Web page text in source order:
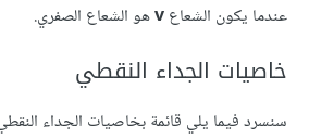
عندما يكون الشعاعvهو الشعاع الصفري.
خاصيات الجداء النقطي
سنسرد فيما يلي قائمة بخاصيات الجداء